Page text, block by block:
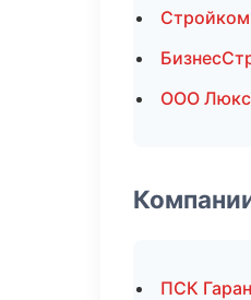
ООО Люкс
ПСК